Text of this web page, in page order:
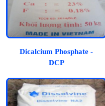
Dicalcium Phosphate -
DCP